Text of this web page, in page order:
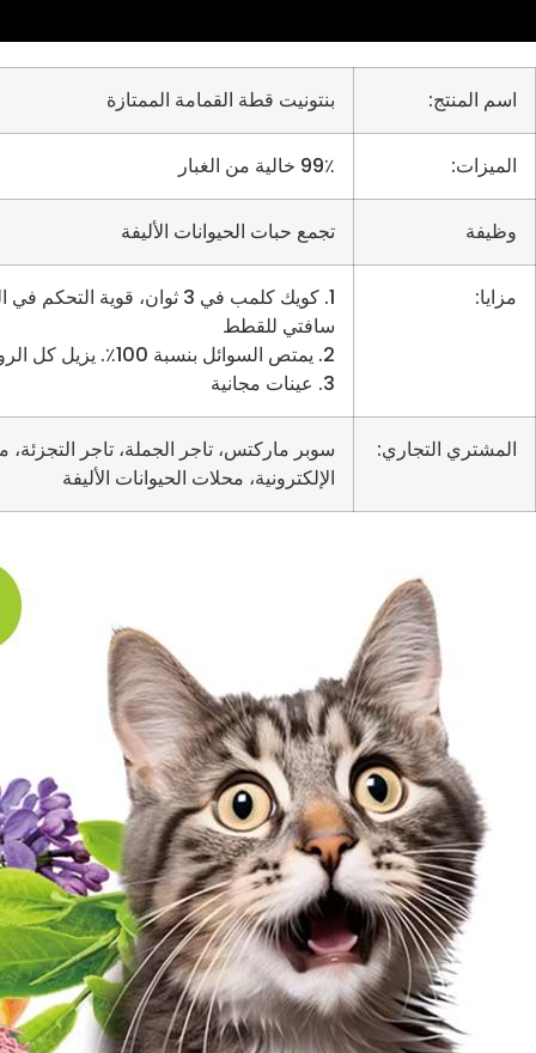
اسم المنتج: بنتونيت قطة القمامة الممتازة
الميزات: 99٪ خالية من الغبار
وظيفة تجمع حبات الحيوانات الأليفة
مزايا:
1. كويك كلمب في 3 ثوان، قوية التحكم
سافتي للقطط
2. يمتص السوائل بنسبة 100٪. يزيل كل الروائح
3. عينات مجانية
المشتري التجاري:
سوبر ماركتس، تاجر الجملة، تاجر التجزئة،
الإلكترونية، محلات الحيوانات الأليفة